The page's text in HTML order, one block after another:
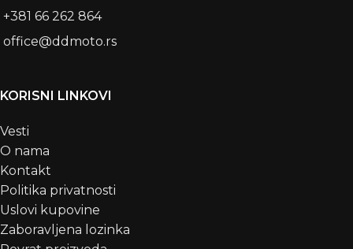
+381 66 262 864
office@ddmoto.rs
KORISNI LINKOVI
Vesti
O nama
Kontakt
Politika privatnosti
Uslovi kupovine
Zaboravljena lozinka